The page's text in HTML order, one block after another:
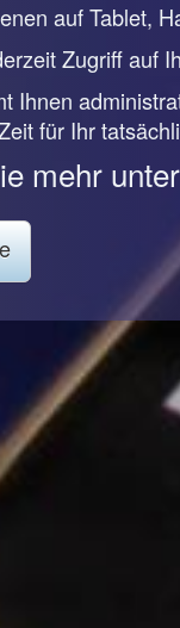
auf Tablet,
Zugriff auf
Ihnen
für Ihr
mehr unter